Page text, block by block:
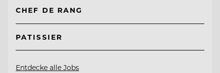
CHEF DE RANG
PATISSIER
Entdecke alle Jobs